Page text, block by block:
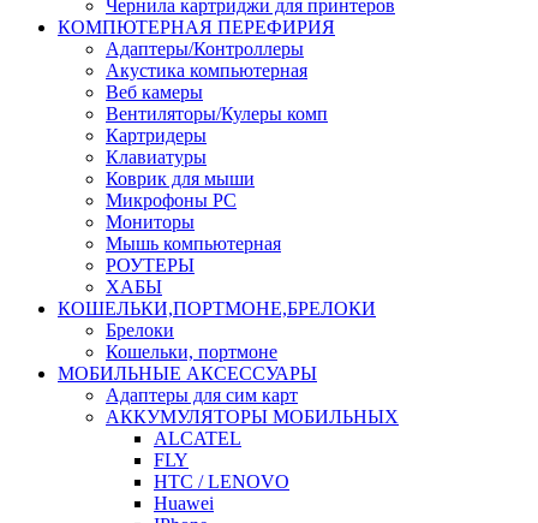
Чернила картриджи для принтеров
КОМПЮТЕРНАЯ ПЕРЕФИРИЯ
Адаптеры/Контроллеры
Акустика компьютерная
Веб камеры
Вентиляторы/Кулеры комп
Картридеры
Клавиатуры
Коврик для мыши
Микрофоны PC
Мониторы
Мышь компьютерная
РОУТЕРЫ
ХАБЫ
КОШЕЛЬКИ,ПОРТМОНЕ,БРЕЛОКИ
Брелоки
Кошельки, портмоне
МОБИЛЬНЫЕ АКСЕССУАРЫ
Адаптеры для сим карт
АККУМУЛЯТОРЫ МОБИЛЬНЫХ
ALCATEL
FLY
HTC / LENOVO
Huawei